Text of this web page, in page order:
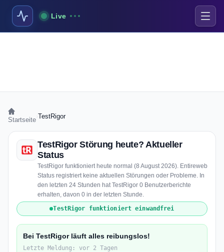
Live
Startseite TestRigor
TestRigor Störung heute? Aktueller
Status
TestRigor funktioniert heute normal (8 August 2026). Entireweb
Status registriert keine aktuellen Störungen oder Probleme. In
den letzten 24 Stunden hat TestRigor 0 Benutzerberichte
erhalten, davon 0 in der letzten Stunde.
TestRigor funktioniert einwandfrei
Bei TestRigor läuft alles reibungslos!
Letzte Meldung: vor 2 Tagen